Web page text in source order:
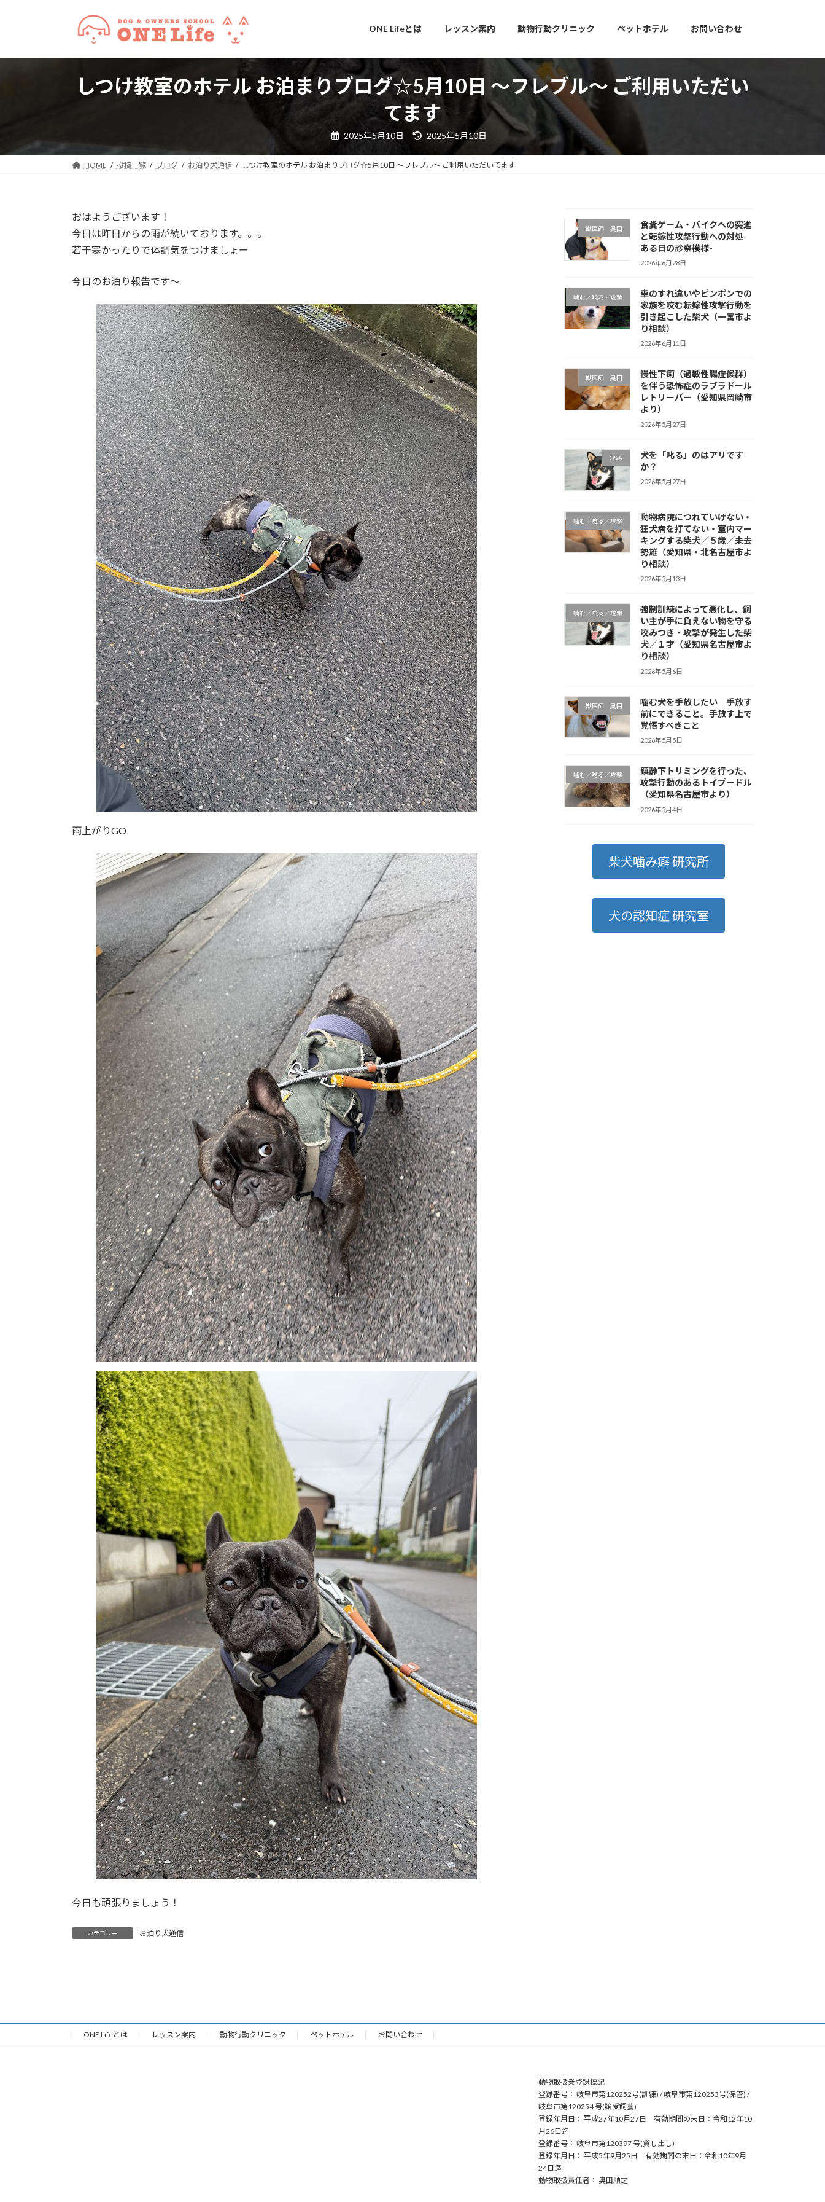
ONE Lifeとは レッスン案内 動物行動クリニック ペットホテル お問い合わせ
しつけ教室のホテル お泊まりブログ☆5月10日 ～フレブル～ ご利用いただい
てます
2025年5月10日
最
新
日
2025年5月10日
HOME 投稿一覧 ブログ お泊り犬通信 しつけ教室のホテル お泊まりブログ☆5月10日 ～フレブル～ ご利用いただいてます
おはようございます！
今日は昨日からの雨が続いております。。。
若干寒かったりで体調気をつけましょー
今日のお泊り報告です～
雨上がりGO
今日も頑張りましょう！
カテゴリー お泊り犬通信
獣医師 奥田
食糞ゲーム・バイクへの突進
と転嫁性攻撃行動への対処-
ある日の診察模様-
2026年6月28日
噛む／唸る／攻撃
車のすれ違いやピンポンでの
家族を咬む転嫁性攻撃行動を
引き起こした柴犬（一宮市よ
り相談）
2026年6月11日
獣医師 奥田
慢性下痢（過敏性腸症候群）
を伴う恐怖症のラブラドール
レトリーバー（愛知県岡崎市
より）
2026年5月27日
Q&A
犬を「叱る」のはアリです
か？
2026年5月27日
噛む／唸る／攻撃
動物病院につれていけない・
狂犬病を打てない・室内マー
キングする柴犬／５歳／未去
勢雄（愛知県・北名古屋市よ
り相談）
2026年5月13日
噛む／唸る／攻撃
強制訓練によって悪化し、飼
い主が手に負えない物を守る
咬みつき・攻撃が発生した柴
犬／１才（愛知県名古屋市よ
り相談）
2026年5月6日
獣医師 奥田
噛む犬を手放したい｜手放す
前にできること。手放す上で
覚悟すべきこと
2026年5月5日
噛む／唸る／攻撃
鎮静下トリミングを行った、
攻撃行動のあるトイプードル
（愛知県名古屋市より）
2026年5月4日
柴犬噛み癖 研究所
犬の認知症 研究室
ONE Lifeとは レッスン案内 動物行動クリニック ペットホテル お問い合わせ
動物取扱業登録標記
登録番号： 岐阜市第120252号(訓練) / 岐阜市第120253号(保管) /
岐阜市第120254 号(譲受飼養)
登録年月日： 平成27年10月27日 有効期間の末日：令和12年10
月26日迄
登録番号： 岐阜市第120397 号(貸し出し)
登録年月日： 平成5年9月25日 有効期間の末日：令和10年9月
24日迄
動物取扱責任者： 奥田順之